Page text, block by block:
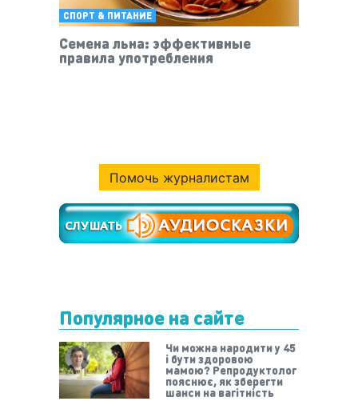
СПОРТ & ПИТАНИЕ
Семена льна: эффективные
правила употребления
Помочь журналистам
Популярное на сайте
Чи можна народити у 45
і бути здоровою
мамою? Репродуктолог
пояснює, як зберегти
шанси на вагітність